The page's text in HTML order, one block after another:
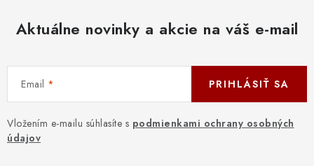
Aktuálne novinky a akcie na váš e-mail
Email
Vložením e-mailu súhlasíte s podmienkami ochrany osobných
údajov
PRIHLÁSIŤ SA